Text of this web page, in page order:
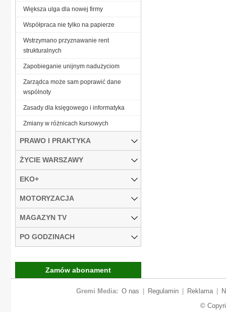
Większa ulga dla nowej firmy
Współpraca nie tylko na papierze
Wstrzymano przyznawanie rent
strukturalnych
Zapobieganie unijnym nadużyciom
Zarządca może sam poprawić dane
wspólnoty
Zasady dla księgowego i informatyka
Zmiany w różnicach kursowych
PRAWO I PRAKTYKA
ŻYCIE WARSZAWY
EKO+
MOTORYZACJA
MAGAZYN TV
PO GODZINACH
Zamów abonament
Gremi Media: O nas Regulamin Reklama
©